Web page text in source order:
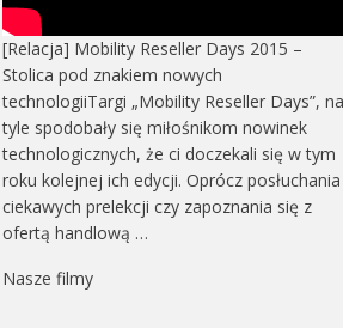
[Relacja] Mobility Reseller Days 2015 –
Stolica pod znakiem nowych
technologiiTargi „Mobility Reseller Days”, na
tyle spodobały się miłośnikom nowinek
technologicznych, że ci doczekali się w tym
roku kolejnej ich edycji. Oprócz posłuchania
ciekawych prelekcji czy zapoznania się z
ofertą handlową …
Nasze filmy